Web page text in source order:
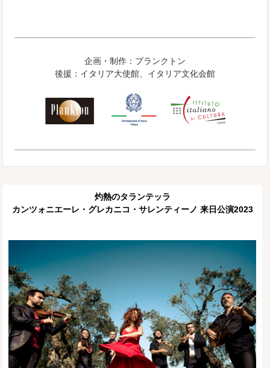
企画・制作：プランクトン
後援：イタリア大使館、イタリア文化会館
灼熱のタランテッラ
カンツォニエーレ・グレカニコ・サレンティーノ 来日公演2023